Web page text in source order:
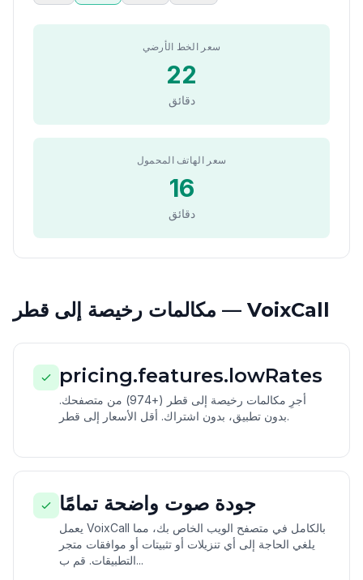
سعر الخط الأرضي
22
دقائق
سعر الهاتف المحمول
16
دقائق
مكالمات رخيصة إلى قطر — VoixCall
pricing.features.lowRates
أجرِ مكالمات رخيصة إلى قطر (+974) من متصفحك.
بدون تطبيق، بدون اشتراك. أقل الأسعار إلى قطر.
جودة صوت واضحة تمامًا
يعمل VoixCall بالكامل في متصفح الويب الخاص بك، مما
يلغي الحاجة إلى أي تنزيلات أو تثبيتات أو موافقات متجر
التطبيقات. قم ب...